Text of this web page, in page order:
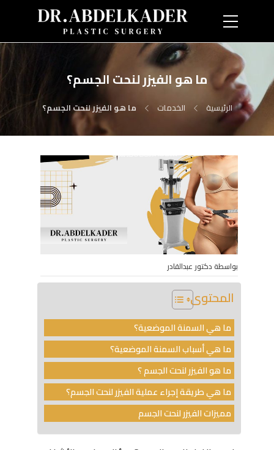
ما هو الفيزر لنحت الجسم؟
الرئيسية الخدمات ما هو الفيزر لنحت الجسم؟
بواسطة دكتور عبدالقادر
المحتوى
ما هي السمنة الموضعية؟
ما هي أسباب السمنة الموضعية؟
ما هو الفيزر لنحت الجسم ؟
ما هي طريقة إجراء عملية الفيزر لنحت الجسم؟
مميزات الفيزر لنحت الجسم